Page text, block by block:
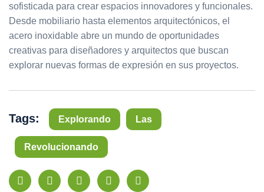
sofisticada para crear espacios innovadores y funcionales.
Desde mobiliario hasta elementos arquitectónicos, el
acero inoxidable abre un mundo de oportunidades
creativas para diseñadores y arquitectos que buscan
explorar nuevas formas de expresión en sus proyectos.
Tags: Explorando Las
Revolucionando